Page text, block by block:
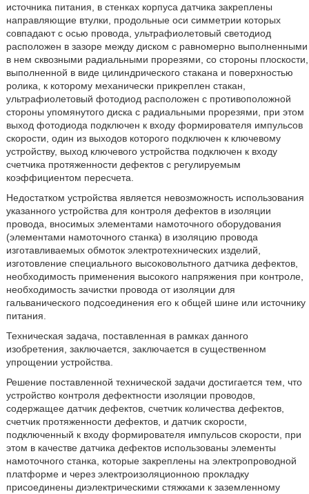
источника питания, в стенках корпуса датчика закреплены
направляющие втулки, продольные оси симметрии которых
совпадают с осью провода, ультрафиолетовый светодиод
расположен в зазоре между диском с равномерно выполненными
в нем сквозными радиальными прорезями, со стороны плоскости,
выполненной в виде цилиндрического стакана и поверхностью
ролика, к которому механически прикреплен стакан,
ультрафиолетовый фотодиод расположен с противоположной
стороны упомянутого диска с радиальными прорезями, при этом
выход фотодиода подключен к входу формирователя импульсов
скорости, один из выходов которого подключен к ключевому
устройству, выход ключевого устройства подключен к входу
счетчика протяженности дефектов с регулируемым
коэффициентом пересчета.
Недостатком устройства является невозможность использования
указанного устройства для контроля дефектов в изоляции
провода, вносимых элементами намоточного оборудования
(элементами намоточного станка) в изоляцию провода
изготавливаемых обмоток электротехнических изделий,
изготовление специального высоковольтного датчика дефектов,
необходимость применения высокого напряжения при контроле,
необходимость зачистки провода от изоляции для
гальванического подсоединения его к общей шине или источнику
питания.
Техническая задача, поставленная в рамках данного
изобретения, заключается, заключается в существенном
упрощении устройства.
Решение поставленной технической задачи достигается тем, что
устройство контроля дефектности изоляции проводов,
содержащее датчик дефектов, счетчик количества дефектов,
счетчик протяженности дефектов, и датчик скорости,
подключенный к входу формирователя импульсов скорости, при
этом в качестве датчика дефектов использованы элементы
намоточного станка, которые закреплены на электропроводной
платформе и через электроизоляционною прокладку
присоединены диэлектрическими стяжками к заземленному